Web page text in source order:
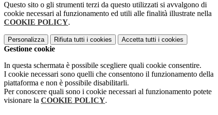
Questo sito o gli strumenti terzi da questo utilizzati si avvalgono di
cookie necessari al funzionamento ed utili alle finalità illustrate nella
COOKIE POLICY.
Personalizza Rifiuta tutti i cookies Accetta tutti i cookies
Gestione cookie
In questa schermata è possibile scegliere quali cookie consentire.
I cookie necessari sono quelli che consentono il funzionamento della
piattaforma e non è possibile disabilitarli.
Per conoscere quali sono i cookie necessari al funzionamento potete
visionare la COOKIE POLICY.